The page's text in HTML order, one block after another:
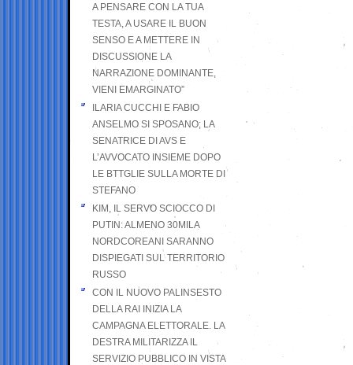
A PENSARE CON LA TUA
TESTA, A USARE IL BUON
SENSO E A METTERE IN
DISCUSSIONE LA
NARRAZIONE DOMINANTE,
VIENI EMARGINATO”
ILARIA CUCCHI E FABIO
ANSELMO SI SPOSANO; LA
SENATRICE DI AVS E
L’AVVOCATO INSIEME DOPO
LE BTTGLIE SULLA MORTE DI
STEFANO
KIM, IL SERVO SCIOCCO DI
PUTIN: ALMENO 30MILA
NORDCOREANI SARANNO
DISPIEGATI SUL TERRITORIO
RUSSO
CON IL NUOVO PALINSESTO
DELLA RAI INIZIA LA
CAMPAGNA ELETTORALE. LA
DESTRA MILITARIZZA IL
SERVIZIO PUBBLICO IN VISTA